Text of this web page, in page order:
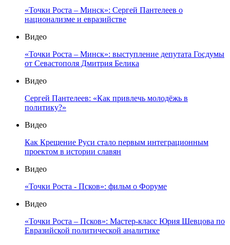
«Точки Роста – Минск»: Сергей Пантелеев о
национализме и евразийстве
Видео
«Точки Роста – Минск»: выступление депутата Госдумы
от Севастополя Дмитрия Белика
Видео
Сергей Пантелеев: «Как привлечь молодёжь в
политику?»
Видео
Как Крещение Руси стало первым интеграционным
проектом в истории славян
Видео
«Точки Роста - Псков»: фильм о Форуме
Видео
«Точки Роста – Псков»: Мастер-класс Юрия Шевцова по
Евразийской политической аналитике